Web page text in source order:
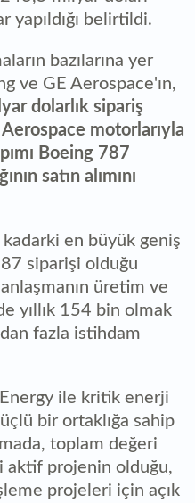
yapıldığı belirtildi.
bazılarına yer
ve GE Aerospace'ın,
dolarlık sipariş
Aerospace motorlarıyla
Boeing 787
satın alımını
en büyük geniş
siparişi olduğu
üretim ve
yıllık 154 bin olmak
fazla istihdam
ile kritik enerji
bir ortaklığa sahip
toplam değeri
aktif projenin olduğu,
projeleri için açık